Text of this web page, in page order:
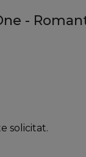
-
solicitat.